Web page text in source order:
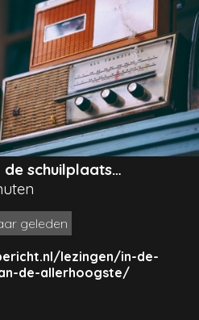
de schuilplaats…
geleden
lezingen/in-de-
de-allerhoogste/